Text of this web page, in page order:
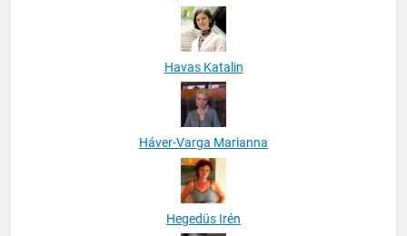
Havas Katalin
Háver-Varga Marianna
Hegedüs Irén